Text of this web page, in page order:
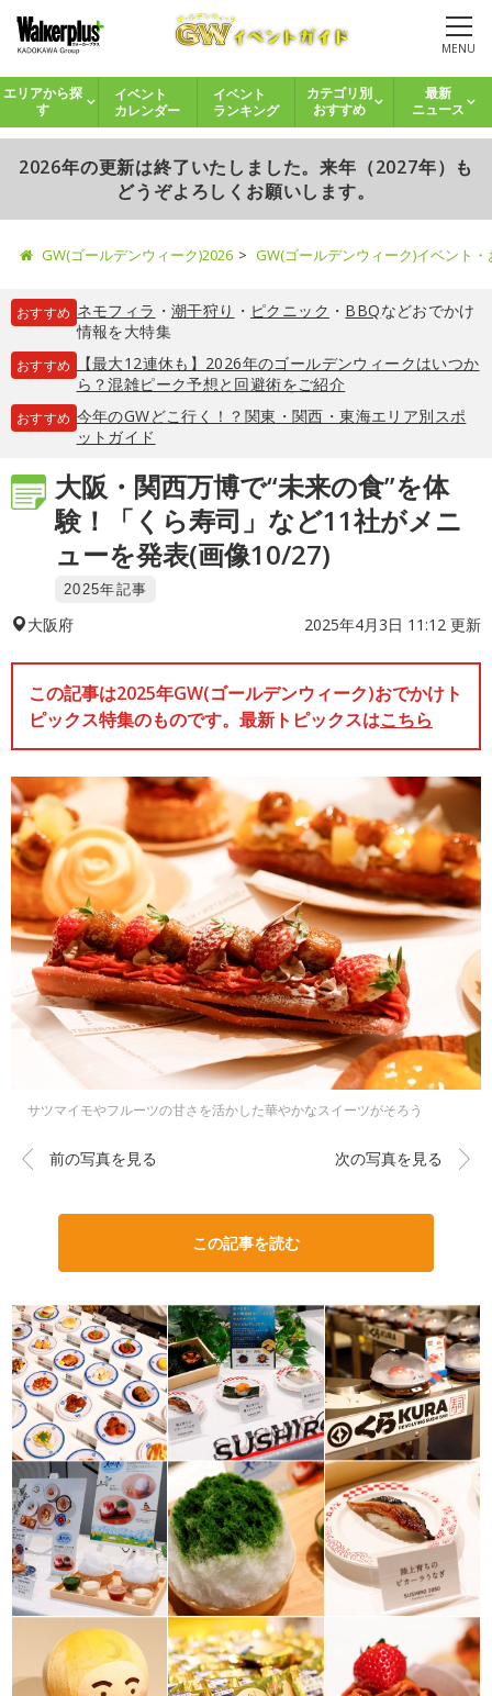
MENU
エリアから探
す
イベント
カレンダー
イベント
ランキング
カテゴリ別
おすすめ
最新
ニュース
2026年の更新は終了いたしました。来年（2027年）も
どうぞよろしくお願いします。
GW(ゴールデンウィーク)2026 GW(ゴールデンウィーク)イベント
おすすめ ネモフィラ ・ 潮干狩り ・ ピクニック ・ BBQなどおでかけ
情報を大特集
おすすめ
【最大12連休も】2026年のゴールデンウィークはいつか
ら？混雑ピーク予想と回避術をご紹介
おすすめ 今年のGWどこ行く！？関東・関西・東海エリア別スポ
ットガイド
大阪・関西万博で“未来の食”を体
験！「くら寿司」など11社がメニ
ューを発表(画像10/27)
2025年記事
大阪府 2025年4月3日 11:12 更新
この記事は2025年GW(ゴールデンウィーク)おでかけト
ピックス特集のものです。最新トピックスはこちら
サツマイモやフルーツの甘さを活かした華やかなスイーツがそろう
前の写真を見る 次の写真を見る
この記事を読む